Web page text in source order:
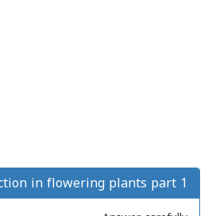
in flowering plants part 1